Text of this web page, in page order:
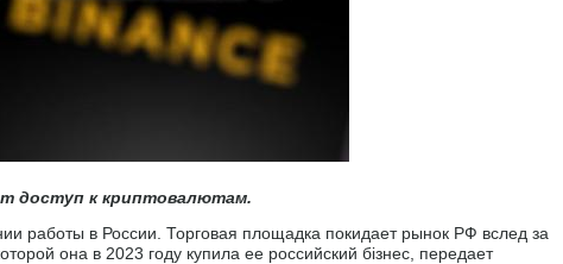
доступ к криптовалютам.
работы в России. Торговая площадка покидает рынок РФ вслед за
она в 2023 году купила ее российский бізнес, передает